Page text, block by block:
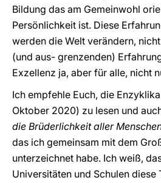
Bildung das am Gemeinwohl
Persönlichkeit ist. Diese
werden die Welt verändern,
(und aus- grenzenden)
Exzellenz ja, aber für alle, nicht
Ich empfehle Euch, die Enzyklika
Oktober 2020) zu lesen und
die Brüderlichkeit aller
das ich gemeinsam mit dem
unterzeichnet habe. Ich weiß,
Universitäten und Schulen diese